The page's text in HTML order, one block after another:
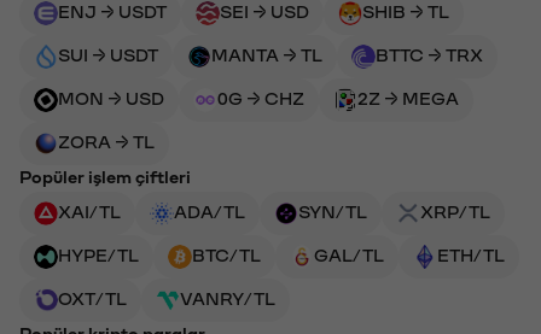
ENJ → USDT
SEI → USD SHIB → TL
SUI → USDT MANTA → TL BTTC → TRX
MON → USD 0G → CHZ 2Z → MEGA
ZORA → TL
Popüler işlem çiftleri
XAI/TL
ADA/TL SYN/TL XRP/TL
HYPE/TL BTC/TL GAL/TL ETH/TL
OXT/TL
VANRY/TL